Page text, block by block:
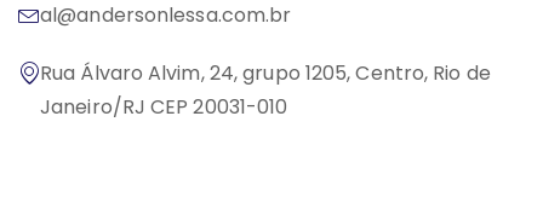
al@andersonlessa.com.br
Rua Álvaro Alvim, 24, grupo 1205, Centro, Rio de
Janeiro/RJ CEP 20031-010